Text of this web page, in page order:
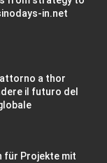
in.net
a thor
il futuro del
für Projekte mit